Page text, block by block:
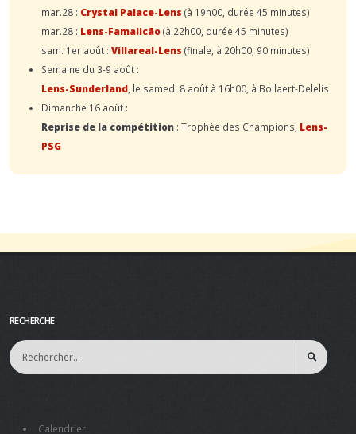
mar.28 : Crystal Palace-Lens (à 19h00, durée 45 minutes)
mar.28 : Lens-Famalicão(à 22h00, durée 45 minutes)
sam. 1er août : Villareal-Lens (finale, à 20h00, 90 minutes)
Semaine du 3-9 août :
Lens-Sunderland , le samedi 8 août à 16h00, à Bollaert-Delelis
Dimanche 16 août :
Reprise de la compétition : Trophée des Champions, Lens-
PSG
RECHERCHE
Calendrier